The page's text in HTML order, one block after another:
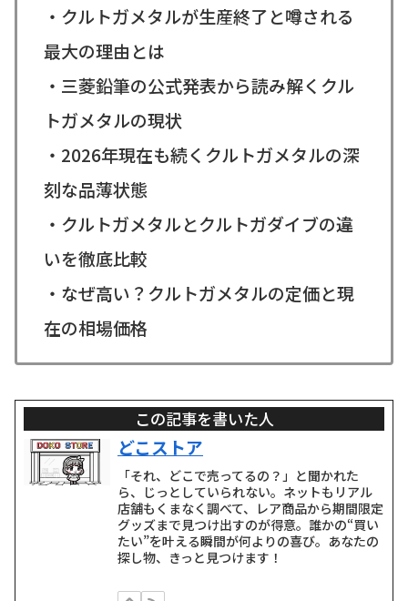
・クルトガメタルが生産終了と噂される
最大の理由とは
・三菱鉛筆の公式発表から読み解くクル
トガメタルの現状
・2026年現在も続くクルトガメタルの深
刻な品薄状態
・クルトガメタルとクルトガダイブの違
いを徹底比較
・なぜ高い？クルトガメタルの定価と現
在の相場価格
この記事を書いた人
どこストア
「それ、どこで売ってるの？」と聞かれた
ら、じっとしていられない。ネットもリアル
店舗もくまなく調べて、レア商品から期間限定
グッズまで見つけ出すのが得意。誰かの“買い
たい”を叶える瞬間が何よりの喜び。あなたの
探し物、きっと見つけます！